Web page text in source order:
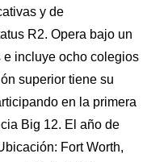
y de
R2. Opera bajo un
e incluye ocho colegios
superior tiene su
en la primera
Big 12. El año de
Fort Worth,